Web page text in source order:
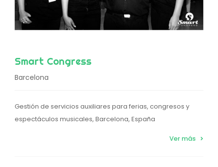
Smart Congress
Barcelona
Gestión de servicios auxiliares para ferias, congresos y
espectáculos musicales, Barcelona, España
Ver más